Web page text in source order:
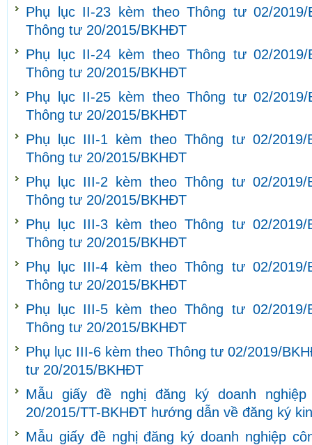
Phụ lục II-23 kèm theo Thông tư 02/
Thông tư 20/2015/BKHĐT
Phụ lục II-24 kèm theo Thông tư 02/
Thông tư 20/2015/BKHĐT
Phụ lục II-25 kèm theo Thông tư 02/
Thông tư 20/2015/BKHĐT
Phụ lục III-1 kèm theo Thông tư 02/
Thông tư 20/2015/BKHĐT
Phụ lục III-2 kèm theo Thông tư 02/
Thông tư 20/2015/BKHĐT
Phụ lục III-3 kèm theo Thông tư 02/
Thông tư 20/2015/BKHĐT
Phụ lục III-4 kèm theo Thông tư 02/
Thông tư 20/2015/BKHĐT
Phụ lục III-5 kèm theo Thông tư 02/
Thông tư 20/2015/BKHĐT
Phụ lục III-6 kèm theo Thông tư 02/2019/
tư 20/2015/BKHĐT
Mẫu giấy đề nghị đăng ký doanh
20/2015/TT-BKHĐT hướng dẫn về đăng ký
Mẫu giấy đề nghị đăng ký doanh nghiệp